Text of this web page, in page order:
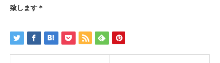
致します＊